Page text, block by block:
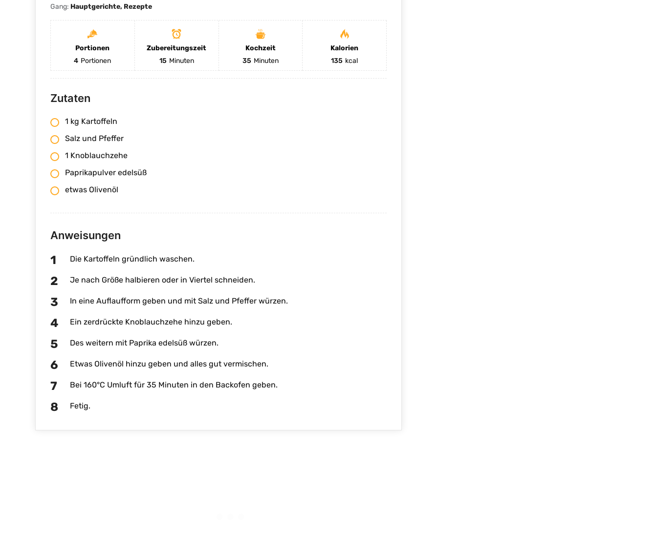
Gang: Hauptgerichte, Rezepte
Portionen
4 Portionen
Zubereitungszeit
15 Minuten
Kochzeit
35 Minuten
Kalorien
135 kcal
Zutaten
1 kg Kartoffeln
Salz und Pfeffer
1 Knoblauchzehe
Paprikapulver edelsüß
etwas Olivenöl
Anweisungen
Die Kartoffeln gründlich waschen.
Je nach Größe halbieren oder in Viertel schneiden.
In eine Auflaufform geben und mit Salz und Pfeffer würzen.
Ein zerdrückte Knoblauchzehe hinzu geben.
Des weitern mit Paprika edelsüß würzen.
Etwas Olivenöl hinzu geben und alles gut vermischen.
Bei 160°C Umluft für 35 Minuten in den Backofen geben.
Fetig.